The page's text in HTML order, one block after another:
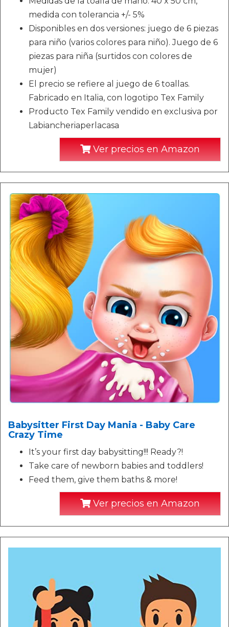
medida con tolerancia +/- 5%
Disponibles en dos versiones: juego de 6 piezas
para niño (varios colores para niño). Juego de 6
piezas para niña (surtidos con colores de
mujer)
El precio se refiere al juego de 6 toallas.
Fabricado en Italia, con logotipo Tex Family
Producto Tex Family vendido en exclusiva por
Labiancheriaperlacasa
Ver precios en Amazon
Babysitter First Day Mania - Baby Care
Crazy Time
It’s your first day babysitting!!! Ready?!
Take care of newborn babies and toddlers!
Feed them, give them baths & more!
Ver precios en Amazon